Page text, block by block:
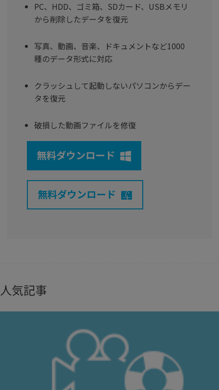
PC、HDD、ゴミ箱、SDカード、USBメモリ
から削除したデータを復元
写真、動画、音楽、ドキュメントなど1000
種のデータ形式に対応
クラッシュして起動しないパソコンからデー
タを復元
破損した動画ファイルを修復
無料ダウンロード
無料ダウンロード
人気記事